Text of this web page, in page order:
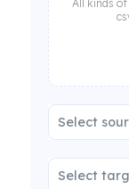
All kinds of
Select
Select